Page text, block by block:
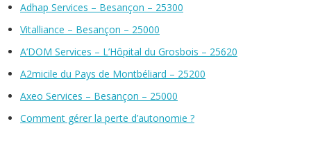
Adhap Services – Besançon – 25300
Vitalliance – Besançon – 25000
A’DOM Services – L’Hôpital du Grosbois – 25620
A2micile du Pays de Montbéliard – 25200
Axeo Services – Besançon – 25000
Comment gérer la perte d’autonomie ?